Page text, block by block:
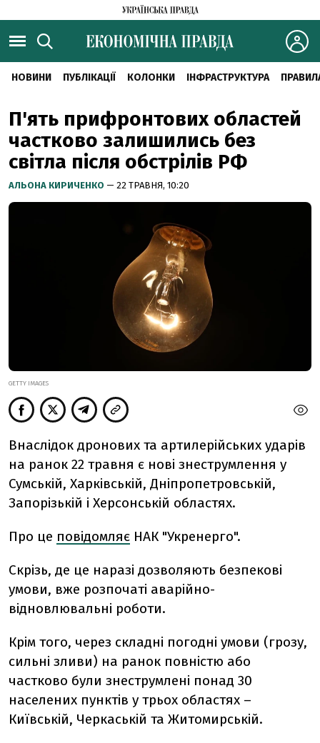
НОВИНИ ПУБЛІКАЦІЇ КОЛОНКИ ІНФРАСТРУКТУРА
П'ять прифронтових областей
частково залишились без
світла після обстрілів РФ
АЛЬОНА КИРИЧЕНКО — 22 ТРАВНЯ, 10:20
GETTY IMAGES
Внаслідок дронових та артилерійських ударів
на ранок 22 травня є нові знеструмлення у
Сумській, Харківській, Дніпропетровській,
Запорізькій і Херсонській областях.
Про це повідомляє НАК "Укренерго".
Скрізь, де це наразі дозволяють безпекові
умови, вже розпочаті аварійно-
відновлювальні роботи.
Крім того, через складні погодні умови (грозу,
сильні зливи) на ранок повністю або
частково були знеструмлені понад 30
населених пунктів у трьох областях –
Київській, Черкаській та Житомирській.